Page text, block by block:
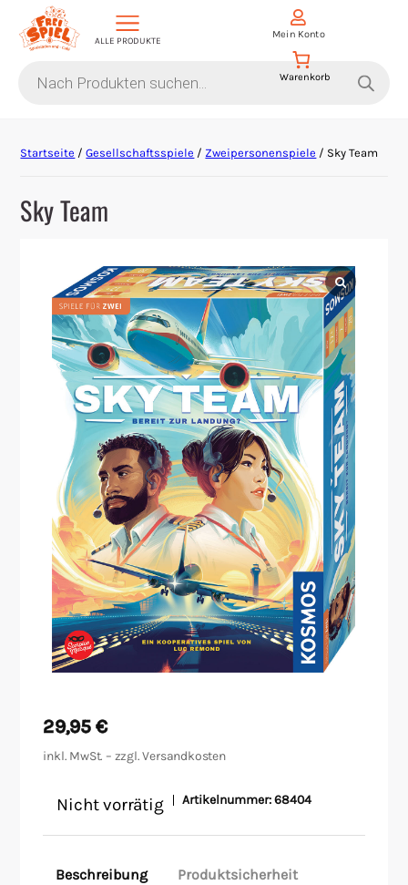
ALLE PRODUKTE
search
Mein Konto
Events
Gesellschaftsspiele
Krimi-Dinner
Living Card Games
Malen/Modellbau
Rollenspiele
Sammelkartenspiele
Spielzubehör
Tabletop
Startseite /Gesellschaftsspiele / Zweipersonenspiele / Sky Team
Sky Team
29,95€
inkl. MwSt. – zzgl.Versandkosten
Nicht vorrätig Artikelnummer:68404
Beschreibung Produktsicherheit